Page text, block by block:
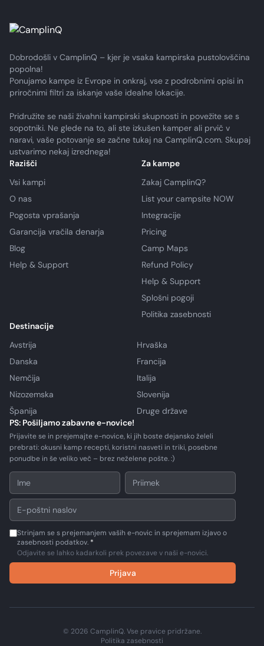
Dobrodošli v CamplinQ – kjer je vsaka kampirska pustolovščina
popolna!
Ponujamo kampe iz Evrope in onkraj, vse z podrobnimi opisi in
priročnimi filtri za iskanje vaše idealne lokacije.
Pridružite se naši živahni kampirski skupnosti in povežite se s
sopotniki. Ne glede na to, ali ste izkušen kamper ali prvič v
naravi, vaše potovanje se začne tukaj na CamplinQ.com. Skupaj
ustvarimo nekaj izrednega!
Razišči
Vsi kampi
O nas
Pogosta vprašanja
Garancija vračila denarja
Blog
Help & Support
Za kampe
Zakaj CamplinQ?
List your campsite NOW
Integracije
Pricing
Camp Maps
Refund Policy
Help & Support
Splošni pogoji
Politika zasebnosti
Destinacije
Avstrija
Hrvaška
Danska
Francija
Nemčija
Italija
Nizozemska
Slovenija
Španija
Druge države
PS: Pošiljamo zabavne e-novice!
Prijavite se in prejemajte e-novice, ki jih boste dejansko želeli
prebrati: okusni kamp recepti, koristni nasveti in triki, posebne
ponudbe in še veliko več – brez neželene pošte. :)
Strinjam se s prejemanjem vaših e-novic in sprejemam izjavo o
zasebnosti podatkov. *
Odjavite se lahko kadarkoli prek povezave v naši e-novici.
Prijava
© 2026 CamplinQ. Vse pravice pridržane.
Politika zasebnosti